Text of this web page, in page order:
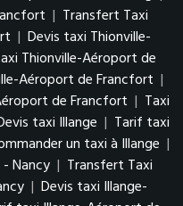
| Transfert Taxi
| Devis taxi Thionville-
Thionville-Aéroport de
Aéroport de Francfort |
de Francfort | Taxi
taxi Illange | Tarif taxi
un taxi à Illange |
Nancy | Transfert Taxi
| Devis taxi Illange-